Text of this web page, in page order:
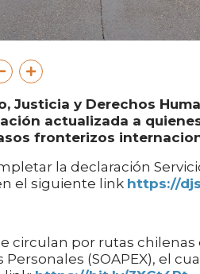
Justicia y Derechos
actualizada a
fronterizos
la declaración
el siguiente link https://
circulan por rutas
(SOAPEX), el